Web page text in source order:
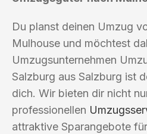
Du planst deinen Umzug
Mulhouse und möchtest
Umzugsunternehmen
Salzburg aus Salzburg ist
dich. Wir bieten dir nicht
professionellen
attraktive Sparangebote